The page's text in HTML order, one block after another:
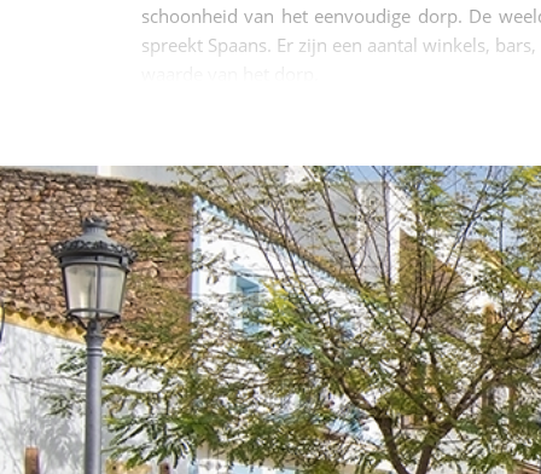
schoonheid van het eenvoudige dorp. De
spreekt Spaans. Er zijn een aantal winkels,